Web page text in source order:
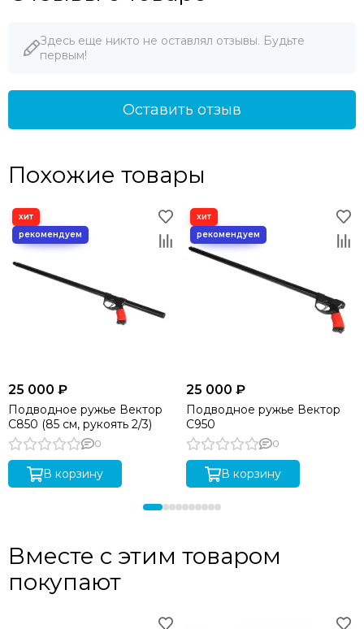
Здесь еще никто не оставлял отзывы. Будьте
первым!
Оставить отзыв
Похожие товары
25 000 ₽
Подводное ружье Вектор
C850 (85 см, рукоять 2/3)
0
В корзину
25 000 ₽
Подводное ружье Вектор
C950
0
В корзину
Вместе с этим товаром
покупают